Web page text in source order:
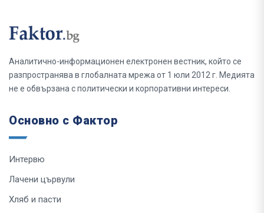
Аналитично-информационен електронен вестник, който се
разпространява в глобалната мрежа от 1 юли 2012 г. Медията
не е обвързана с политически и корпоративни интереси.
Основно с Фактор
Интервю
Лачени цървули
Хляб и пасти